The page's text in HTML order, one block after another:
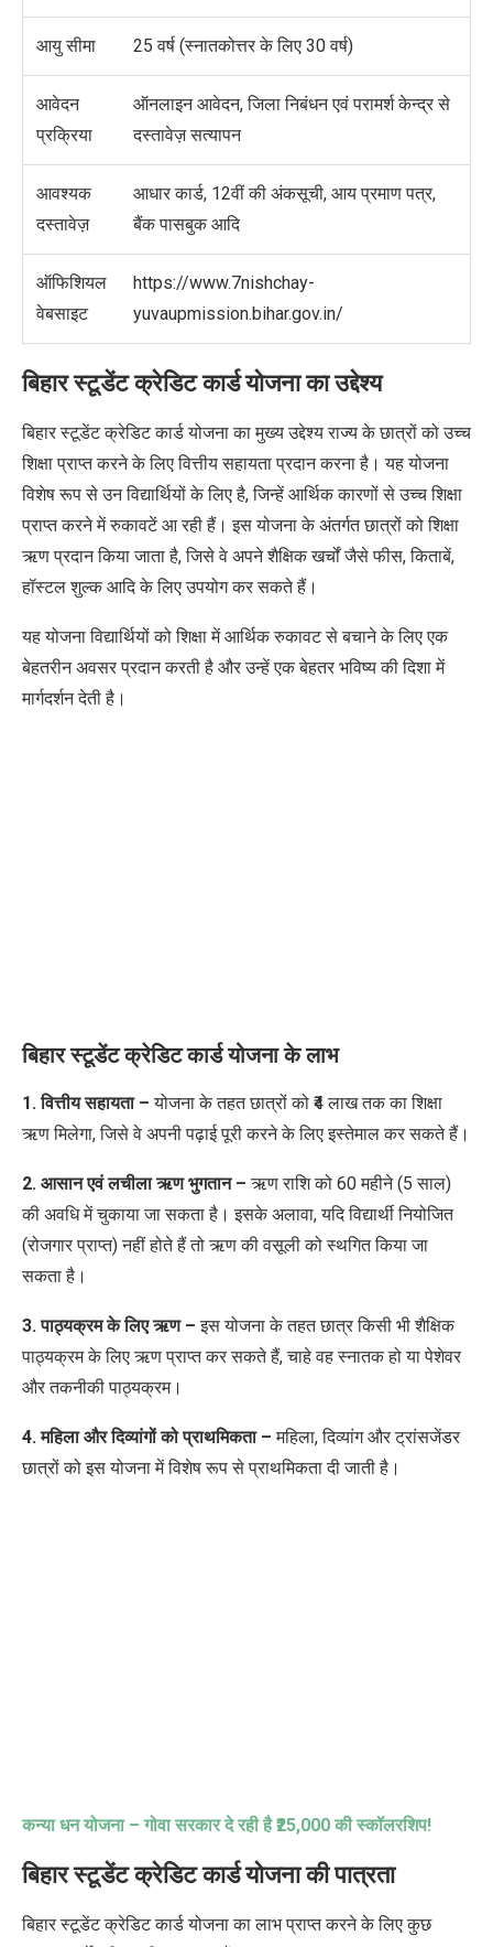
आयु सीमा 25 वर्ष (स्नातकोत्तर के लिए 30 वर्ष)
आवेदन
प्रक्रिया
ऑनलाइन आवेदन, जिला निबंधन एवं परामर्श केन्द्र से
दस्तावेज़ सत्यापन
आवश्यक
दस्तावेज़
आधार कार्ड, 12वींकी अंकसूची, आय प्रमाण पत्र,
बैंक पासबुक आदि
ऑफिशियल
वेबसाइट
https://www.7nishchay-
yuvaupmission.bihar.gov.in/
बिहार स्टूडेंट क्रेडिट कार्ड योजनाका उद्देश्य
बिहार स्टूडेंट क्रेडिट कार्ड योजना का मुख्य उद्देश्य राज्य के छात्रों को उच्च
शिक्षा प्राप्त करने के लिए वित्तीय सहायता प्रदान करना है। यह योजना
विशेष रूप से उन विद्यार्थियों के लिए है, जिन्हें आर्थिक कारणों से उच्च शिक्षा
प्राप्त करने में रुकावटें आ रही हैं। इस योजना के अंतर्गत छात्रों को शिक्षा
ऋण प्रदान किया जाता है, जिसे वे अपने शैक्षिक खर्चों जैसे फीस, किताबें,
हॉस्टल शुल्क आदि के लिए उपयोग कर सकते हैं।
यह योजना विद्यार्थियों को शिक्षा में आर्थिक रुकावट से बचाने के लिए एक
बेहतरीन अवसर प्रदान करती है और उन्हें एक बेहतर भविष्य की दिशा में
मार्गदर्शनदेतीहै।
बिहार स्टूडेंट क्रेडिट कार्ड योजना के लाभ
1. वित्तीय सहायता –योजना के तहत छात्रों को ₹4 लाख तक का शिक्षा
ऋण मिलेगा, जिसे वे अपनी पढ़ाई पूरी करने के लिए इस्तेमाल कर सकते हैं।
2. आसान एवं लचीला ऋण भुगतान –ऋण राशि को 60 महीने (5 साल)
की अवधि मेंचुकायाजा सकता है। इसके अलावा, यदि विद्यार्थी नियोजित
(रोजगार प्राप्त)नहीं होते हैं तो ऋण की वसूली को स्थगित किया जा
सकता है।
3. पाठ्यक्रम के लिए ऋण –इस योजना के तहत छात्र किसी भी शैक्षिक
पाठ्यक्रम के लिए ऋण प्राप्त कर सकते हैं, चाहे वह स्नातक हो या पेशेवर
और तकनीकी पाठ्यक्रम।
4. महिला और दिव्यांगों को प्राथमिकता –महिला, दिव्यांग और ट्रांसजेंडर
छात्रों को इस योजना में विशेष रूप से प्राथमिकता दी जाती है।
कन्या धन योजना – गोवा सरकार दे रही है₹25,000 की स्कॉलरशिप!
बिहार स्टूडेंट क्रेडिट कार्ड योजना कीपात्रता
बिहार स्टूडेंट क्रेडिट कार्ड योजना का लाभ प्राप्त करने के लिए कुछ